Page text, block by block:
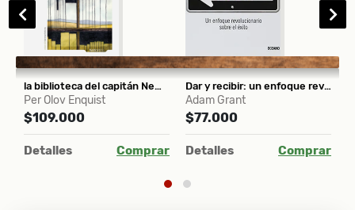
la biblioteca del capitán Nemo
Per Olov Enquist
$109.000
Detalles Comprar
Dar y recibir: un enfoque revolucionario sobre el éxito
Adam Grant
$77.000
Detalles Comprar